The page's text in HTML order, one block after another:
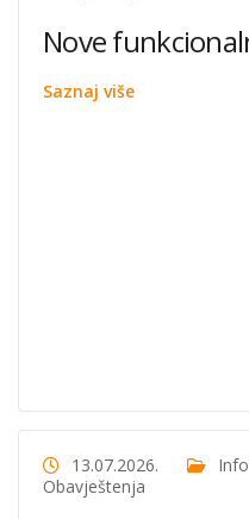
Nove
Saznaj više
13.07.2026.
Obavještenja